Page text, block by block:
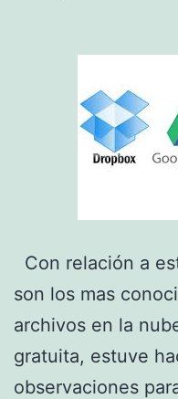
Con relación a
son los mas
archivos en la
gratuita, estuve
observaciones